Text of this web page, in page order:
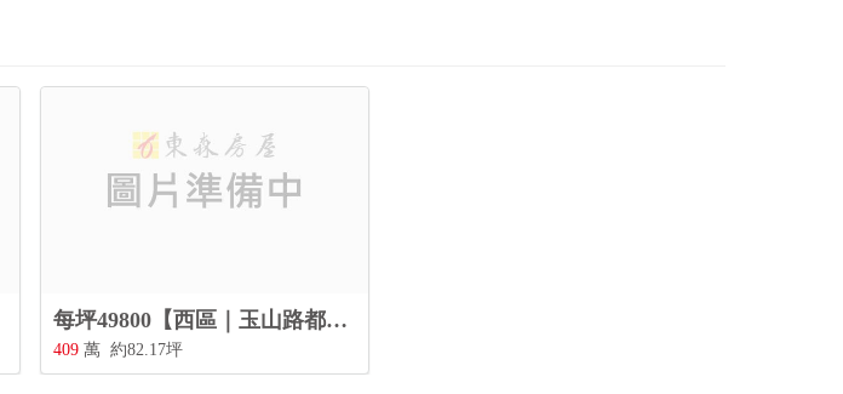
每坪49800【西區｜玉山路都計農地 J】
409 萬 約82.17坪